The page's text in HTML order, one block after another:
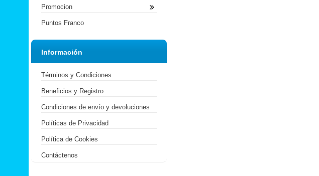
Promocion
Puntos Franco
Información
Términos y Condiciones
Beneficios y Registro
Condiciones de envío y devoluciones
Políticas de Privacidad
Política de Cookies
Contáctenos